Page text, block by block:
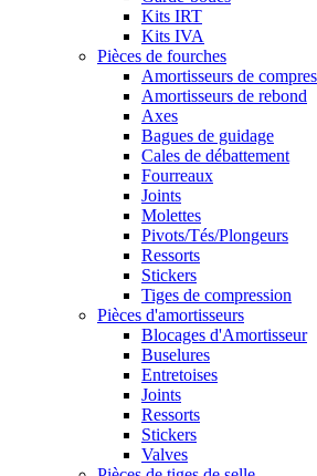
Kits IRT
Kits IVA
Pièces de fourches
Amortisseurs de
Amortisseurs de rebond
Axes
Bagues de guidage
Cales de débattement
Fourreaux
Joints
Molettes
Pivots/Tés/Plongeurs
Ressorts
Stickers
Tiges de compression
Pièces d'amortisseurs
Blocages d'Amortisseur
Buselures
Entretoises
Joints
Ressorts
Stickers
Valves